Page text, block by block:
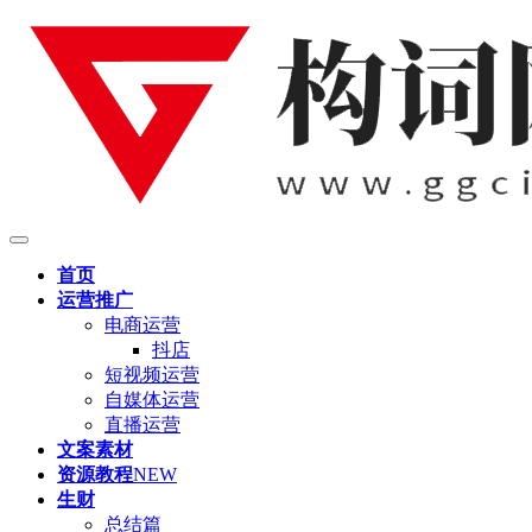
首页
运营推广
电商运营
抖店
短视频运营
自媒体运营
直播运营
文案素材
资源教程NEW
生财
总结篇